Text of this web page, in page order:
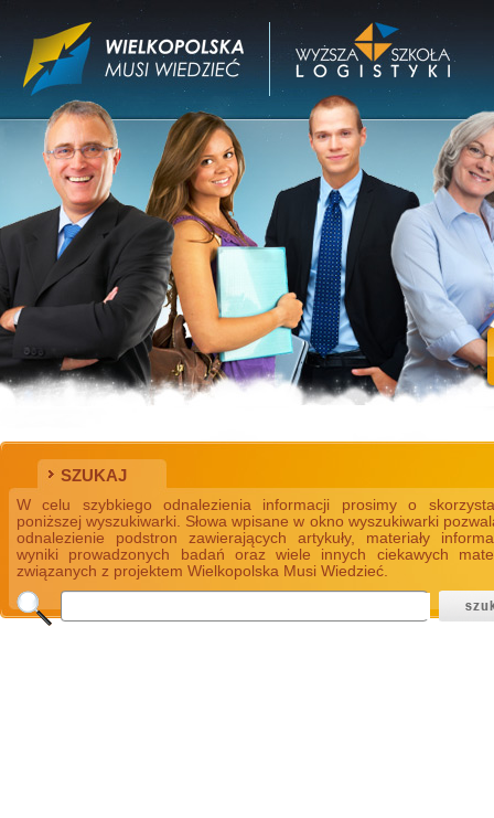
SZUKAJ
W celu szybkiego odnalezienia informacji prosimy o
poniższej wyszukiwarki. Słowa wpisane w okno wyszukiwarki
odnalezienie podstron zawierających artykuły, materiały
wyniki prowadzonych badań oraz wiele innych ciekawych
związanych z projektem Wielkopolska Musi Wiedzieć.